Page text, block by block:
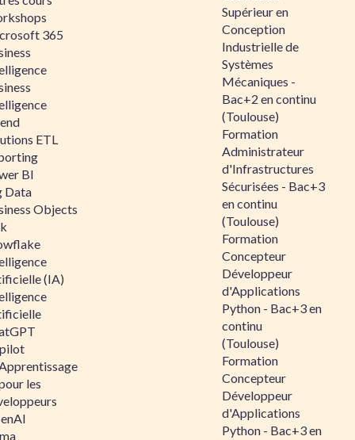
365
ETL
BI
Data
Objects
(IA)
les
Supérieur en
Conception
Industrielle de
Systèmes
Mécaniques -
Bac+2 en continu
(Toulouse)
Formation
Administrateur
d'Infrastructures
Sécurisées - Bac+3
en continu
(Toulouse)
Formation
Concepteur
Développeur
d'Applications
Python - Bac+3 en
continu
(Toulouse)
Formation
Concepteur
Développeur
d'Applications
Python - Bac+3 en